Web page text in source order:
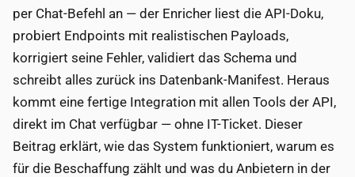
per Chat-Befehl an — der Enricher liest die API-Doku,
probiert Endpoints mit realistischen Payloads,
korrigiert seine Fehler, validiert das Schema und
schreibt alles zurück ins Datenbank-Manifest. Heraus
kommt eine fertige Integration mit allen Tools der API,
direkt im Chat verfügbar — ohne IT-Ticket. Dieser
Beitrag erklärt, wie das System funktioniert, warum es
für die Beschaffung zählt und was du Anbietern in der